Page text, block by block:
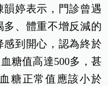
婷表示，門診曾遇
、體重不增反減的
到開心，認為終於
糖值高達500多，甚
糖正常值應該小於